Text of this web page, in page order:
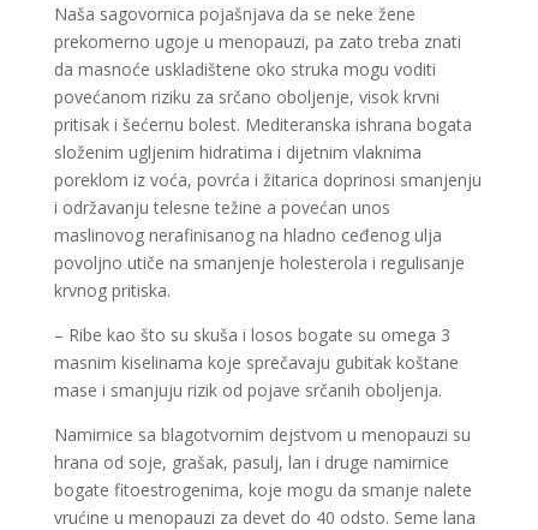
Naša sagovornica pojašnjava da se neke žene
prekomerno ugoje u menopauzi, pa zato treba znati
da masnoće uskladištene oko struka mogu voditi
povećanom riziku za srčano oboljenje, visok krvni
pritisak i šećernu bolest. Mediteranska ishrana bogata
složenim ugljenim hidratima i dijetnim vlaknima
poreklom iz voća, povrća i žitarica doprinosi smanjenju
i održavanju telesne težine a povećan unos
maslinovog nerafinisanog na hladno ceđenog ulja
povoljno utiče na smanjenje holesterola i regulisanje
krvnog pritiska.
– Ribe kao što su skuša i losos bogate su omega 3
masnim kiselinama koje sprečavaju gubitak koštane
mase i smanjuju rizik od pojave srčanih oboljenja.
Namirnice sa blagotvornim dejstvom u menopauzi su
hrana od soje, grašak, pasulj, lan i druge namirnice
bogate fitoestrogenima, koje mogu da smanje nalete
vrućine u menopauzi za devet do 40 odsto. Seme lana